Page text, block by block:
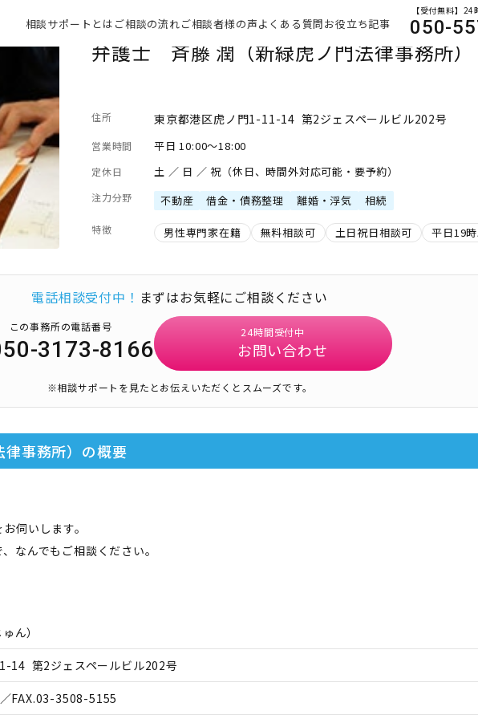
相談サポートとは ご相談の流れご相談者様の声よくある質問お役立ち記事
【受付無料】
050-
弁護士 斉藤 潤（新緑虎ノ門法律事務所）
住所 東京都港区虎ノ門1-11-14 第2ジェスペールビル202号
営業時間 平日 10:00～18:00
定休日 土 ／ 日 ／ 祝（休日、時間外対応可能・要予約）
注力分野 不動産 借金・債務整理 離婚・浮気 相続
特徴 男性専門家在籍 無料相談可 土日祝日相談可 平日19
電話相談受付中！ まずはお気軽にご相談ください
この事務所の電話番号
3173-8166
24時間受付中
お問い合わせ
※相談サポートを見たとお伝えいただくとスムーズです。
事務所） の概要
伺いします。
なんでもご相談ください。
ゅん）
14 第2ジェスペールビル202号
／FAX.03-3508-5155